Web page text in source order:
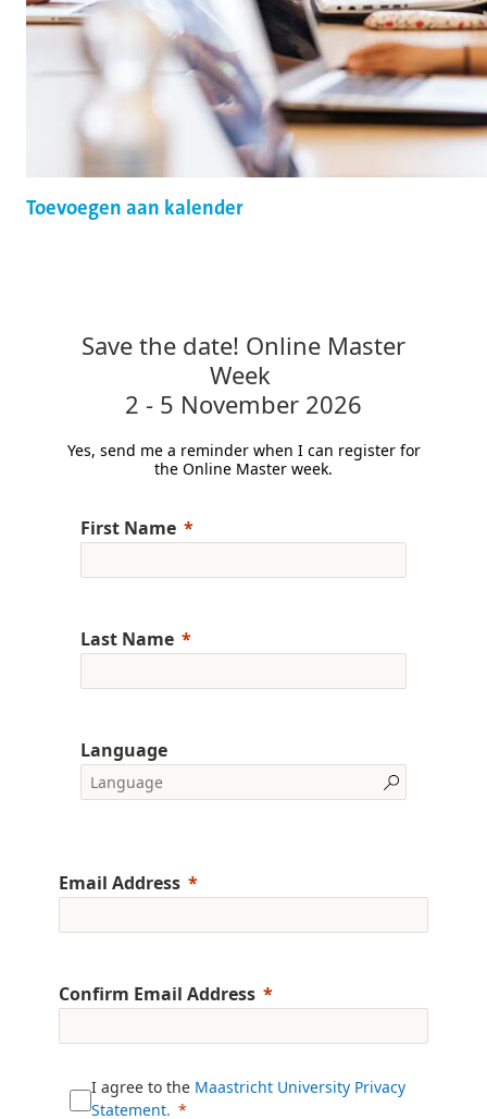
Toevoegen aan kalender
Save the date! Online Master
Week
2 - 5 November 2026
Yes, send me a reminder when I can register for
the Online Master week.
First Name
Last Name
Language
Email Address
Confirm Email Address
I agree to the Maastricht University Privacy
Statement.